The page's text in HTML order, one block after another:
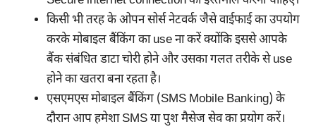
किसी भी तरह के ओपन सोर्स नेटवर्क जैसे वाईफाई का उपयोग
करके मोबाइल बैंकिंग का use ना करें क्योंकि इससे आपके
बैंक संबंधित डाटा चोरी होने और उसका गलत तरीके से use
होने का खतरा बना रहता है।
एसएमएस मोबाइल बैंकिंग (SMS Mobile Banking) के
दौरान आप हमेशा SMS या पुश मैसेज सेव का प्रयोग करें।